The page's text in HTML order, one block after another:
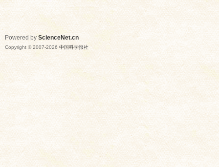
Powered by ScienceNet.cn
Copyright © 2007-2026 中国科学报社